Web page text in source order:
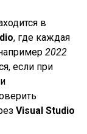
в
, где каждая
2022
если при
Visual Studio